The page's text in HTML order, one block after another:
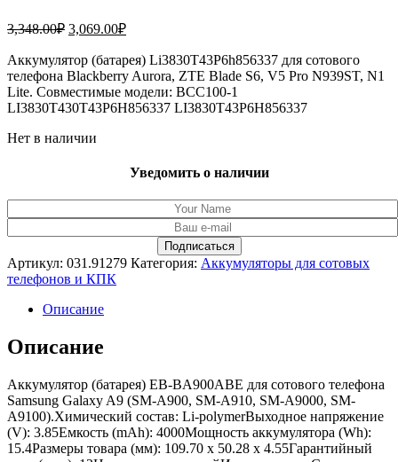
3,348.00₽ Первоначальная
составляла
3,348.00₽.
3,069.00₽Текущая
3,069.00₽.
Аккумулятор (батарея) Li3830T43P6h856337 для сотового
телефона Blackberry Aurora, ZTE Blade S6, V5 Pro N939ST, N1
Lite. Совместимые модели: BCC100-1
LI3830T430T43P6H856337 LI3830T43P6H856337
Нет в наличии
Уведомить о наличии
Артикул: 031.91279 Категория: Аккумуляторы для сотовых
телефонов и КПК
Описание
Описание
Аккумулятор (батарея) EB-BA900ABE для сотового телефона
Samsung Galaxy A9 (SM-A900, SM-A910, SM-A9000, SM-
A9100).Химический состав: Li-polymerВыходное напряжение
(V): 3.85Емкость (mAh): 4000Мощность аккумулятора (Wh):
15.4Размеры товара (мм): 109.70 x 50.28 x 4.55Гарантийный